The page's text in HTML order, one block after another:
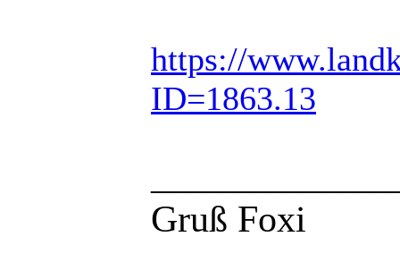
https://
ID=1863.13
Gruß Foxi